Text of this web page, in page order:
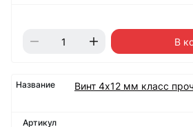
В
Винт 4х12 мм класс